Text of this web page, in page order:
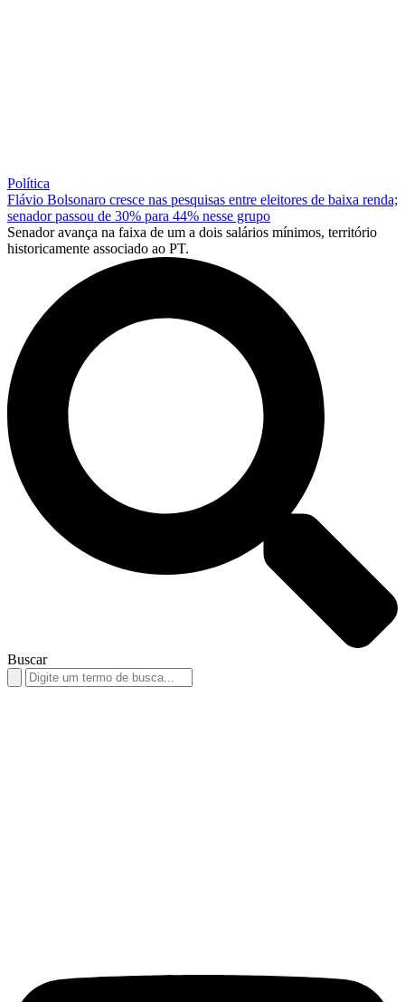
Política
Flávio Bolsonaro cresce nas pesquisas entre eleitores de baixa renda;
senador passou de 30% para 44% nesse grupo
Senador avança na faixa de um a dois salários mínimos, território
historicamente associado ao PT.
Buscar
Search
for: